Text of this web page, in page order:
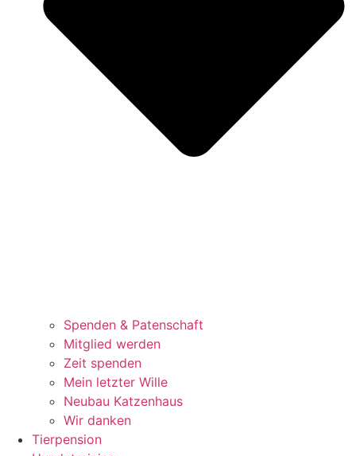
Spenden & Patenschaft
Mitglied werden
Zeit spenden
Mein letzter Wille
Neubau Katzenhaus
Wir danken
Tierpension